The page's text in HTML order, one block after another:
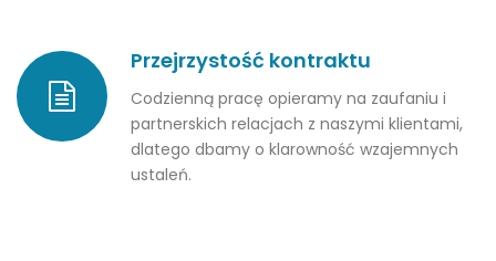
Przejrzystość kontraktu
Codzienną pracę opieramy na zaufaniu i
partnerskich relacjach z naszymi klientami,
dlatego dbamy o klarowność wzajemnych
ustaleń.